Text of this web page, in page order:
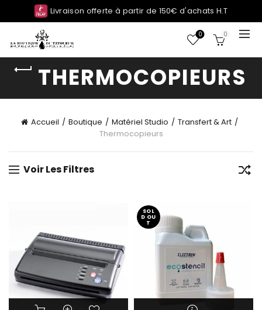
Livraison offerte à partir de 150€ d'achats H.T
0 0
THERMOCOPIEURS
Accueil Boutique Matériel Studio
Transfert & Art
Thermocopieurs
Voir Les Filtres
SOL
D OU
T